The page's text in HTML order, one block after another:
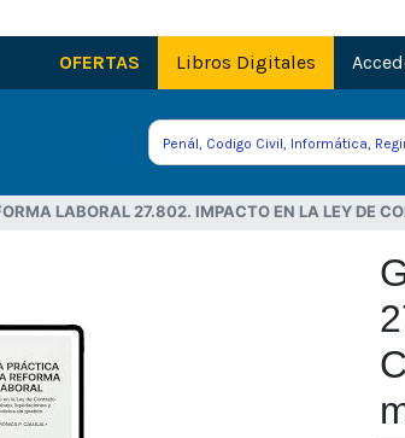
OFERTAS Libros Digitales
LABORAL 27.802. IMPACTO EN LA LEY DE